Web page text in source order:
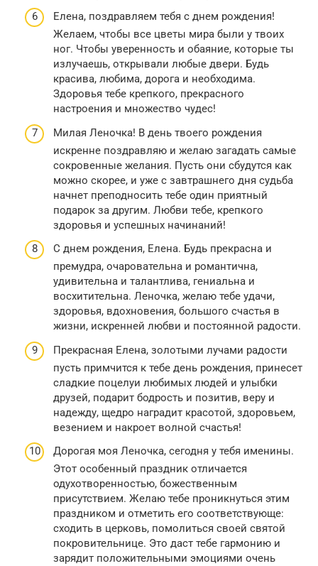
Елена, поздравляем тебя с днем рождения!
Желаем, чтобы все цветы мира были у твоих
ног. Чтобы уверенность и обаяние, которые ты
излучаешь, открывали любые двери. Будь
красива, любима, дорога и необходима.
Здоровья тебе крепкого, прекрасного
настроения и множество чудес!
Милая Леночка! В день твоего рождения
искренне поздравляю и желаю загадать самые
сокровенные желания. Пусть они сбудутся как
можно скорее, и уже с завтрашнего дня судьба
начнет преподносить тебе один приятный
подарок за другим. Любви тебе, крепкого
здоровья и успешных начинаний!
С днем рождения, Елена. Будь прекрасна и
премудра, очаровательна и романтична,
удивительна и талантлива, гениальна и
восхитительна. Леночка, желаю тебе удачи,
здоровья, вдохновения, большого счастья в
жизни, искренней любви и постоянной радости.
Прекрасная Елена, золотыми лучами радости
пусть примчится к тебе день рождения, принесет
сладкие поцелуи любимых людей и улыбки
друзей, подарит бодрость и позитив, веру и
надежду, щедро наградит красотой, здоровьем,
везением и накроет волной счастья!
Дорогая моя Леночка, сегодня у тебя именины.
Этот особенный праздник отличается
одухотворенностью, божественным
присутствием. Желаю тебе проникнуться этим
праздником и отметить его соответствующе:
сходить в церковь, помолиться своей святой
покровительнице. Это даст тебе гармонию и
зарядит положительными эмоциями очень